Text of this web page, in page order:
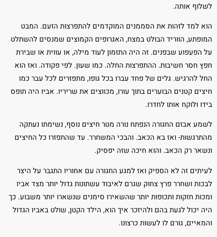
לשלוף אותה.
הוא למד לזהות את הסממנים המוקדמים להתפרצות הזעם. המבט
המופתע, הווריד הבולט במצח, האגרופים הקמוצים שמנסים להשתלט
על הפעפוע שבפנים. זה היה התזמון לעוד מילה, או עווית או שבירת
חפץ חסר חשיבות. ההתפרצות החלה. כמו שעון. לפי פקודה. ואז הוא
החל להרגיש. גלים של פחד עברו בכל גופו, מתפזרים לכל עבר כמו
חיצים קטנים הבוערים בתוך עורו, מכווצים את שריריו. אביו היה תופס
בידו ולוקח אותו לחדרו.
לשמע אבזם החגורה הנפתח נורה מטר חיצים נוסף, נשימתו נעתקה
מהתרגשות- ואז בא הכאב. והבכי המשחרר. עד שהתפזרו כל החיצים
ונשאר רק הכאב. והוא חיכה שזה יפסיק.
לעיתים זה לא הספיק ואז למגע החגורה עם אחוריו התגבר על היצר
לבכות ושחרר פרץ צחוק שגרם לאיבוד עשתונות גדול יותר מצד אביו
ומכות חזקות ותכופות יותר שהשאירו סימנים שנשארו יותר משבוע. כך
היה יכול לגעת בהם ולהיזכר איך הוא, הילד הקטן, שולט באביו הגדול
והמאיים, גורם לו לעשות כרצונו.